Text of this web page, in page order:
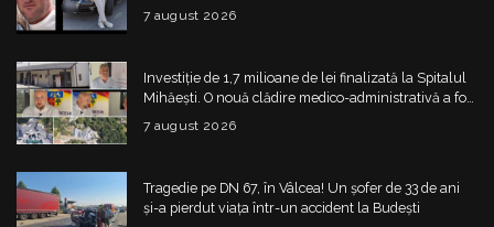
7 august 2026
Investiție de 1,7 milioane de lei finalizată la Spitalul
Mihăești. O nouă clădire medico-administrativă a fost
construită
7 august 2026
Tragedie pe DN 67, în Vâlcea! Un șofer de 33 de ani
și-a pierdut viața într-un accident la Budești